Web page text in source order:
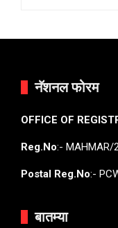
नॅशनल फोरम
OFFICE OF
Reg.No:- MAHMAR/
Postal Reg.No:-
बातम्या